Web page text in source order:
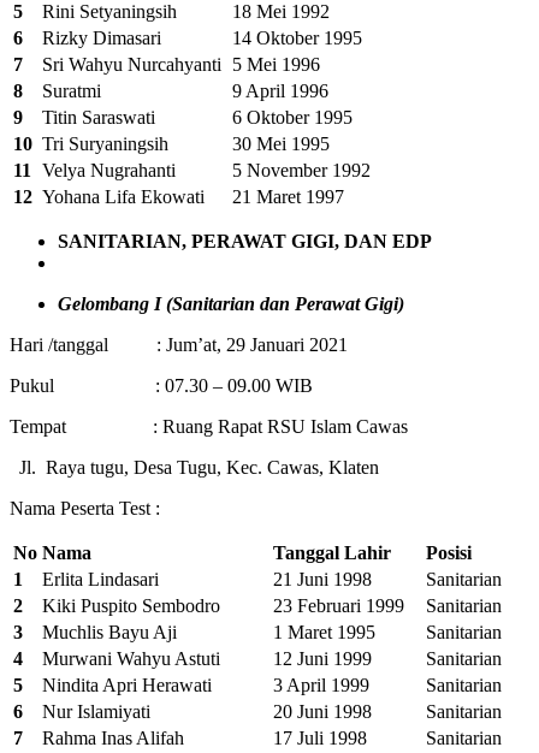
5
Rini Setyaningsih
18 Mei 1992
6
Rizky Dimasari
14 Oktober 1995
7
Sri Wahyu Nurcahyanti 5 Mei 1996
8
Suratmi
9 April 1996
9
Titin Saraswati
6 Oktober 1995
10 Tri Suryaningsih
30 Mei 1995
11 Velya Nugrahanti
5 November 1992
12 Yohana Lifa Ekowati 21 Maret 1997
SANITARIAN, PERAWAT GIGI, DAN EDP
Gelombang I (Sanitarian dan Perawat Gigi)
Hari /tanggal : Jum’at, 29 Januari 2021
Pukul : 07.30 – 09.00 WIB
Tempat : Ruang Rapat RSU Islam Cawas
Jl. Raya tugu, Desa Tugu, Kec. Cawas, Klaten
Nama Peserta Test :
No Nama Tanggal Lahir
Posisi
1
Erlita Lindasari 21 Juni 1998
Sanitarian
2
Kiki Puspito Sembodro 23 Februari 1999
Sanitarian
3
Muchlis Bayu Aji 1 Maret 1995
Sanitarian
4
Murwani Wahyu Astuti 12 Juni 1999
Sanitarian
5
Nindita Apri Herawati 3 April 1999
Sanitarian
6
Nur Islamiyati 20 Juni 1998
Sanitarian
7
Rahma Inas Alifah 17 Juli 1998
Sanitarian